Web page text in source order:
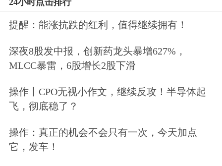
利润微薄，对高价原材料抵触，但国内
美侠则从季节性角度分析称，“五一”假
（全钢胎企业开工率为49.07%，半钢胎
24小时点击排行
提醒：能涨抗跌的红利，值得继续拥有！
深夜8股发中报，创新药龙头暴增627%，
MLCC暴雷，6股增长2股下滑
操作丨CPO无视小作文，继续反攻！半导体起
飞，彻底稳了？
操作：真正的机会不会只有一次，今天加点
它，发车！